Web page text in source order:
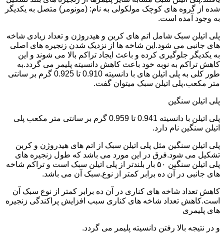
شده از گروه های کوچک مولکولی به نام: (مونومر) متصل به یکدیگر
به وجود آمده است.
پلی اتیلن سبک شامل اتم های کربن و هیدروژن و تعداد زیادی شاخه
های جانبی می شود.این شاخه ها از نزدیک شدن زنجیره های اصلی
به یکدیگر جلوگیری کرده و باعث ایجاد تراکم بالا می شوند و این
کاهش تراکم به نوبه خود باعث کاهش دانسیته پلیمر می گردد.به
طور کلی به پلی اتیلن های با دانسیته 0.910 تا 0.925 گرم بر سانتی
متر مکعب،پلی اتیلن سبک میتوان گفت.
پلی اتیلن سنگین
پلی اتیلن با دانسیته 0.941 تا 0.959 گرم بر سانتی متر مکعب پلی
اتیلن سنگین نام دارد.
پلی اتیلن سنگین مثل پلی اتیلن سبک از اتم های هیدروژن و کربن
تشکیل می شود.فرق در این مورد می باشد که طول زنجیره های
پلی اتیلن سنگین ۵۰ بار بلندتر از پلی اتیلن سبک است و تراکم شاخه
های جانبی در آن ده برابر کمتر از نوع.سبک آن می باشد.
کاهش تعداد شاخه های کناری در آن ده برابر کمتر از نوع سبک آن
است.کاهش تعداد شاخه های کناری سبب افزایش پراکندگی زنجیره
های پلیمری
و در نتیجه بالا رفتن دانسیته پلیمر می گردد.